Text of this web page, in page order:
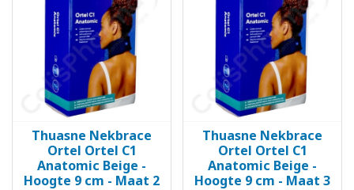
Thuasne Nekbrace
Ortel Ortel C1
Anatomic Beige -
Hoogte 9 cm - Maat 2
Thuasne Nekbrace
Ortel Ortel C1
Anatomic Beige -
Hoogte 9 cm - Maat 3